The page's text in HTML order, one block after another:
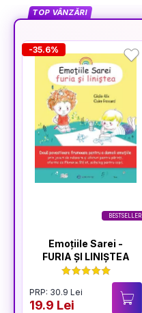
TOP VÂNZĂRI
BESTSELLER
-35.6%
Emoțiile Sarei -
FURIA ȘI LINIȘTEA
PRP: 30.9 Lei
19.9 Lei